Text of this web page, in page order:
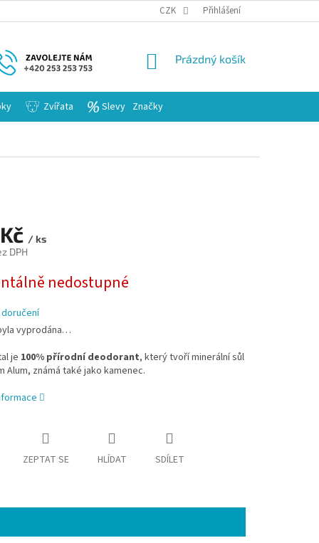
CZK Přihlášení
NÁKUPNÍ
Prázdný košík
Zvířata Slevy Značky
/ ks
DPH
nedostupné
vyprodána…
je 100% přírodní deodorant, který tvoří minerální sůl
Alum, známá také jako kamenec.
ZEPTAT SE HLÍDAT SDÍLET